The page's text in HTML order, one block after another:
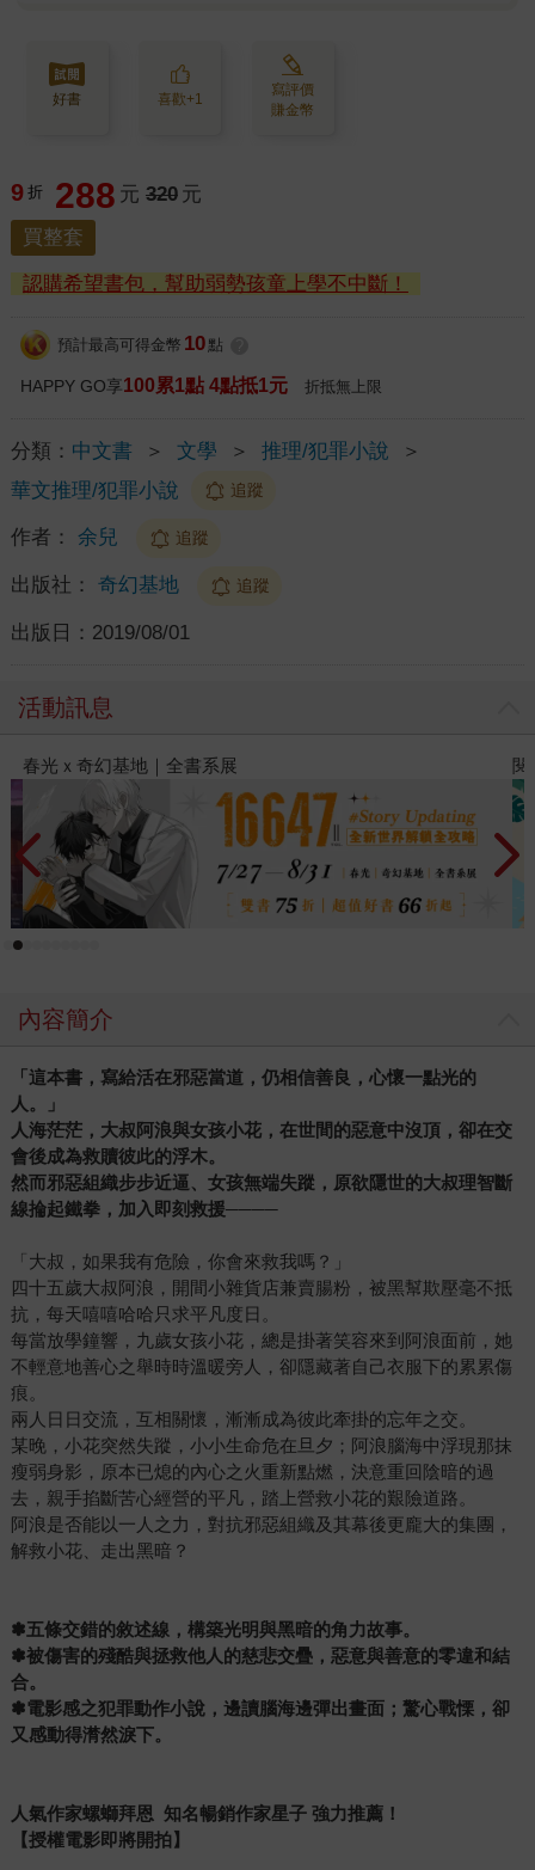
好書 喜歡+1
寫評價
賺金幣
9 折 288 元 320 元
買整套
認購希望書包，幫助弱勢孩童上學不中斷！
預計最高可得金幣 10 點
HAPPY GO享100累1點 4點抵1元 折抵無上限
分類： 中文書 ＞ 文學 ＞ 推理/犯罪小說
＞
華文推理/犯罪小說
追蹤
作者： 余兒 追蹤
出版社： 奇幻基地 追蹤
出版日： 2019/08/01
活動訊息
春光ｘ奇幻基地｜全書系展
內容簡介
「這本書，寫給活在邪惡當道，仍相信善良，心懷一點光的
人。」
人海茫茫，大叔阿浪與女孩小花，在世間的惡意中沒頂，卻在交
會後成為救贖彼此的浮木。
然而邪惡組織步步近逼、女孩無端失蹤，原欲隱世的大叔理智斷
線掄起鐵拳，加入即刻救援────
「大叔，如果我有危險，你會來救我嗎？」
四十五歲大叔阿浪，開間小雜貨店兼賣腸粉，被黑幫欺壓毫不抵
抗，每天嘻嘻哈哈只求平凡度日。
每當放學鐘響，九歲女孩小花，總是掛著笑容來到阿浪面前，她
不輕意地善心之舉時時溫暖旁人，卻隱藏著自己衣服下的累累傷
痕。
兩人日日交流，互相關懷，漸漸成為彼此牽掛的忘年之交。
某晚，小花突然失蹤，小小生命危在旦夕；阿浪腦海中浮現那抹
瘦弱身影，原本已熄的內心之火重新點燃，決意重回陰暗的過
去，親手掐斷苦心經營的平凡，踏上營救小花的艱險道路。
阿浪是否能以一人之力，對抗邪惡組織及其幕後更龐大的集團，
解救小花、走出黑暗？
✽五條交錯的敘述線，構築光明與黑暗的角力故事。
✽被傷害的殘酷與拯救他人的慈悲交疊，惡意與善意的零違和結
合。
✽電影感之犯罪動作小說，邊讀腦海邊彈出畫面；驚心戰慄，卻
又感動得潸然淚下。
人氣作家螺螄拜恩 知名暢銷作家星子 強力推薦！
【授權電影即將開拍】